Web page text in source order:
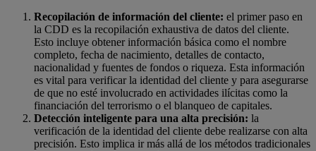
Recopilación de información del cliente: el primer paso en
la CDD es la recopilación exhaustiva de datos del cliente.
Esto incluye obtener información básica como el nombre
completo, fecha de nacimiento, detalles de contacto,
nacionalidad y fuentes de fondos o riqueza. Esta información
es vital para verificar la identidad del cliente y para asegurarse
de que no esté involucrado en actividades ilícitas como la
financiación del terrorismo o el blanqueo de capitales.
Detección inteligente para una alta precisión: la
verificación de la identidad del cliente debe realizarse con alta
precisión. Esto implica ir más allá de los métodos tradicionales